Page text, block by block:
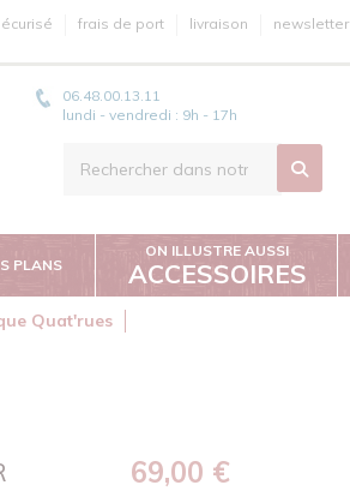
frais de port livraison newsletter
06.48.00.13.11
lundi - vendredi : 9h - 17h
PLANS
ON ILLUSTRE AUSSI
ACCESSOIRES
Quat'rues
69,00 €